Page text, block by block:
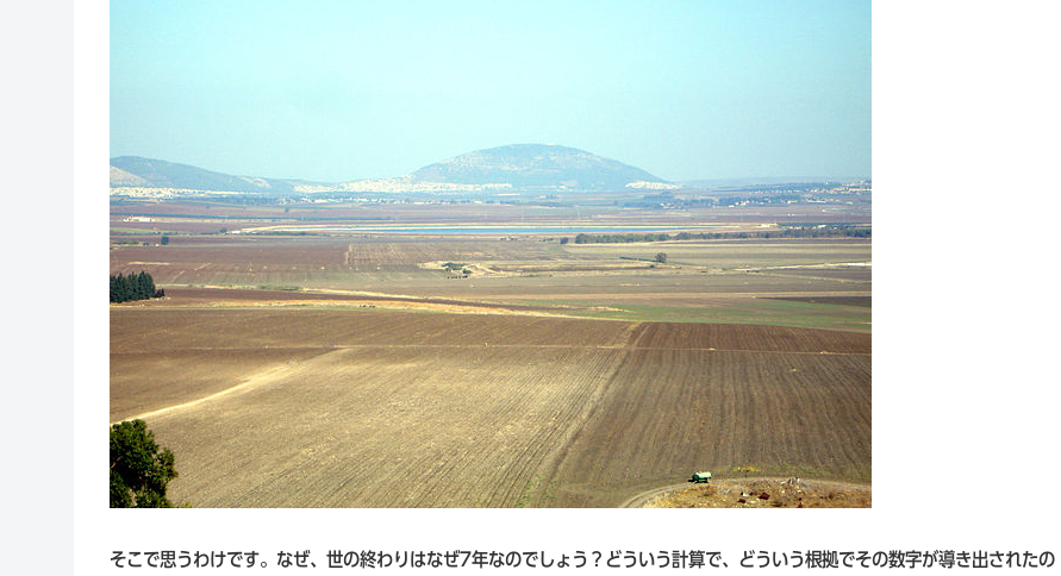
そこで思うわけです。なぜ、世の終わりはなぜ7年なのでしょう？どういう計算で、どういう根拠でその数字が導き出されたの